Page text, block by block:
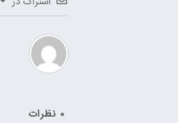
0 نظرات